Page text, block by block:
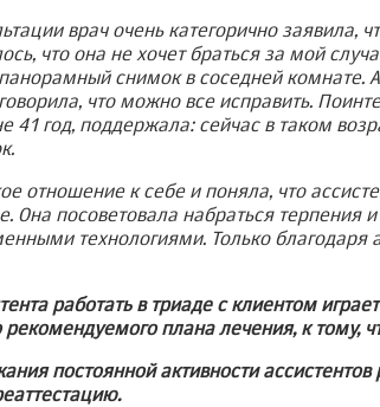
врач очень категорично
что она не хочет браться за мой
снимок в соседней комнате.
что можно все исправить.
41 год, поддержала: сейчас в таком
отношение к себе и поняла, что
Она посоветовала набраться терпения
технологиями. Только благодаря
работать в триаде с клиентом
плана лечения, к тому,
постоянной активности